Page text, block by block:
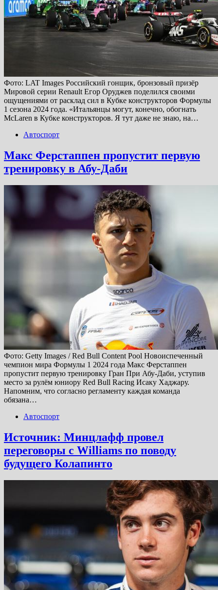
Фото: LAT Images Российский гонщик, бронзовый призёр
Мировой серии Renault Егор Оруджев поделился своими
ощущениями от расклад сил в Кубке конструкторов Формулы
1 сезона 2024 года. «Итальянцы могут, конечно, обогнать
McLaren в Кубке конструкторов. Я тут даже не знаю, на…
Автоспорт
Макс Ферстаппен пропустит первую
тренировку в Абу-Даби
Фото: Getty Images / Red Bull Content Pool Новоиспеченный
чемпион мира Формулы 1 2024 года Макс Ферстаппен
пропустит первую тренировку Гран При Абу-Даби, уступив
место за рулём юниору Red Bull Racing Исаку Хаджару.
Напомним, что согласно регламенту каждая команда
обязана…
Автоспорт
Источник: Минцлафф провел
переговоры с Williams по поводу
будущего Колапинто